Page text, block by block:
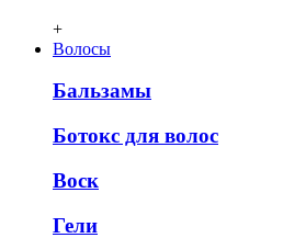
+
Волосы
Бальзамы
Ботокс для волос
Воск
Гели